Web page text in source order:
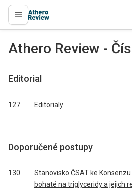
proLékaře.cz
Athero Review -
Editorial
127 Editorialy
Doporučené postupy
130
Stanovisko ČSAT ke
bohaté na triglyceridy a jejich